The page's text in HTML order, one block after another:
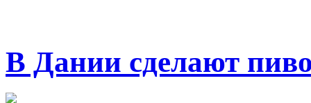
В Дании сделают